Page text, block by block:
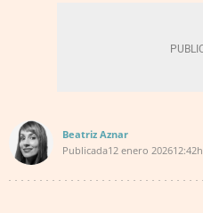
Beatriz Aznar
Publicada12 enero 202612:42h